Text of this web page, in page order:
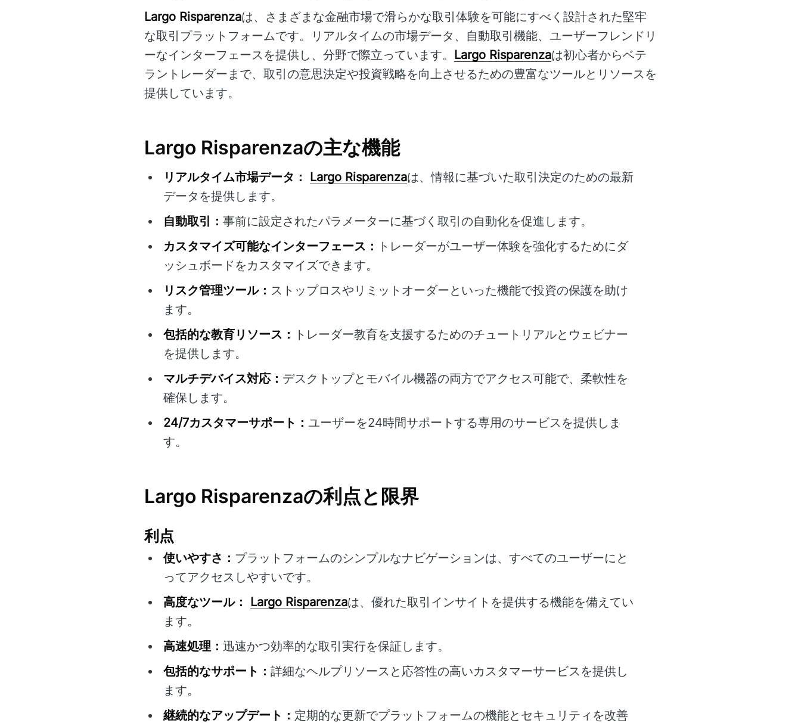
Largo Risparenzaは、さまざまな金融市場で滑らかな取引体験を可能にすべく設計された堅牢
な取引プラットフォームです。リアルタイムの市場データ、自動取引機能、ユーザーフレンドリ
ーなインターフェースを提供し、分野で際立っています。 Largo Risparenzaは初心者からベテ
ラントレーダーまで、取引の意思決定や投資戦略を向上させるための豊富なツールとリソースを
提供しています。
Largo Risparenzaの主な機能
リアルタイム市場データ： Largo Risparenzaは、情報に基づいた取引決定のための最新
データを提供します。
自動取引： 事前に設定されたパラメーターに基づく取引の自動化を促進します。
カスタマイズ可能なインターフェース：
トレーダーがユーザー体験を強化するためにダ
ッシュボードをカスタマイズできます。
リスク管理ツール： ストップロスやリミットオーダーといった機能で投資の保護を助け
ます。
包括的な教育リソース：
トレーダー教育を支援するためのチュートリアルとウェビナー
を提供します。
マルチデバイス対応： デスクトップとモバイル機器の両方でアクセス可能で、柔軟性を
確保します。
24/7カスタマーサポート： ユーザーを24時間サポートする専用のサービスを提供しま
す。
Largo Risparenzaの利点と限界
利点
使いやすさ： プラットフォームのシンプルなナビゲーションは、すべてのユーザーにと
ってアクセスしやすいです。
高度なツール：
Largo Risparenzaは、優れた取引インサイトを提供する機能を備えてい
ます。
高速処理： 迅速かつ効率的な取引実行を保証します。
包括的なサポート： 詳細なヘルプリソースと応答性の高いカスタマーサービスを提供し
ます。
継続的なアップデート： 定期的な更新でプラットフォームの機能とセキュリティを改善